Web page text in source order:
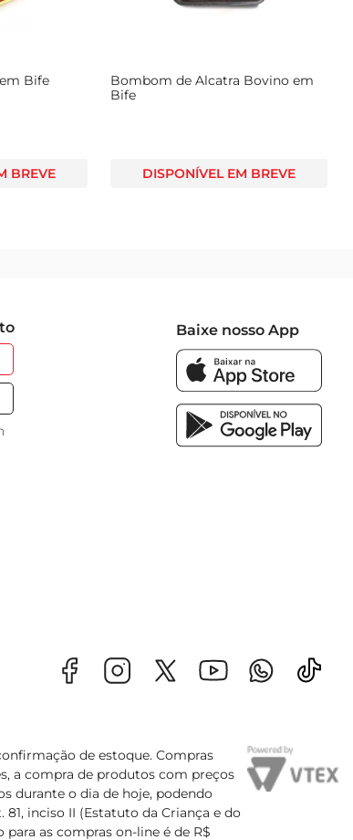
Bife
BREVE
Bombom de Alcatra Bovino em
Bife
DISPONÍVEL EM BREVE
Baixe nosso App
de estoque. Compras
a compra de produtos com preços
durante o dia de hoje, podendo
inciso II (Estatuto da Criança e do
as compras on-line é de R$